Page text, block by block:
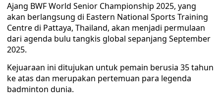
Ajang BWF World Senior Championship 2025, yang
akan berlangsung di Eastern National Sports Training
Centre di Pattaya, Thailand, akan menjadi permulaan
dari agenda bulu tangkis global sepanjang September
2025.
Kejuaraan ini ditujukan untuk pemain berusia 35 tahun
ke atas dan merupakan pertemuan para legenda
badminton dunia.